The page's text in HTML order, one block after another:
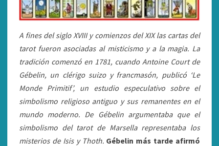
A fines del siglo XVIII y comienzos del XIX las cartas del
tarot fueron asociadas al misticismo y a la magia. La
tradición comenzó en 1781, cuando Antoine Court de
Gébelin, un clérigo suizo y francmasón, publicó ‘Le
Monde Primitif’, un estudio especulativo sobre el
simbolismo religioso antiguo y sus remanentes en el
mundo moderno. De Gébelin argumentaba que el
simbolismo del tarot de Marsella representaba los
misterios de Isis y Thoth. Gébelin más tarde afirmó